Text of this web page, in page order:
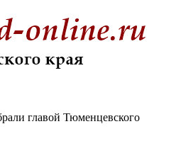
главой Тюменцевского